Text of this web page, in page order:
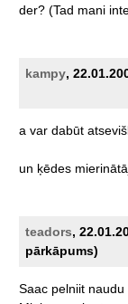
der? (Tad mani
kampy,
a var dabūt
un ķēdes
teadors,
pārkāpums)
Saac pelniit naudu